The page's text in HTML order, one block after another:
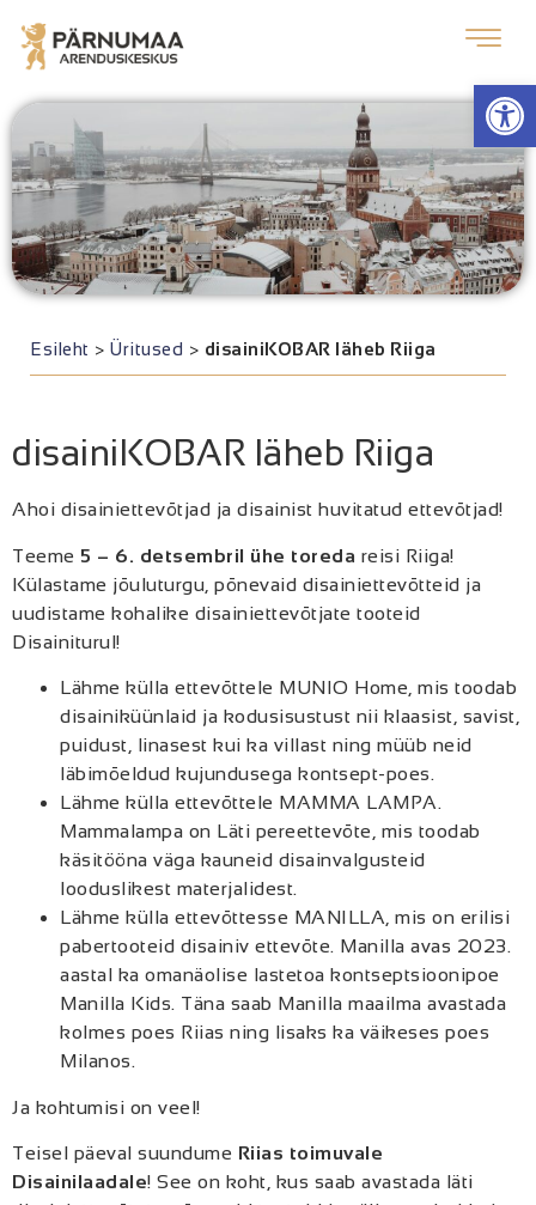
Esileht > Üritused > disainiKOBAR läheb Riiga
disainiKOBAR läheb Riiga
Ahoi disainiettevõtjad ja disainist huvitatud ettevõtjad!
Teeme 5 – 6. detsembril ühe toreda reisi Riiga!
Külastame jõuluturgu, põnevaid disainiettevõtteid ja
uudistame kohalike disainiettevõtjate tooteid
Disainiturul!
Lähme külla ettevõttele MUNIO Home, mis toodab
disainiküünlaid ja kodusisustust nii klaasist, savist,
puidust, linasest kui ka villast ning müüb neid
läbimõeldud kujundusega kontsept-poes.
Lähme külla ettevõttele MAMMA LAMPA.
Mammalampa on Läti pereettevõte, mis toodab
käsitööna väga kauneid disainvalgusteid
looduslikest materjalidest.
Lähme külla ettevõttesse MANILLA, mis on erilisi
pabertooteid disainiv ettevõte. Manilla avas 2023.
aastal ka omanäolise lastetoa kontseptsioonipoe
Manilla Kids. Täna saab Manilla maailma avastada
kolmes poes Riias ning lisaks ka väikeses poes
Milanos.
Ja kohtumisi on veel!
Teisel päeval suundume Riias toimuvale
Disainilaadale! See on koht, kus saab avastada läti